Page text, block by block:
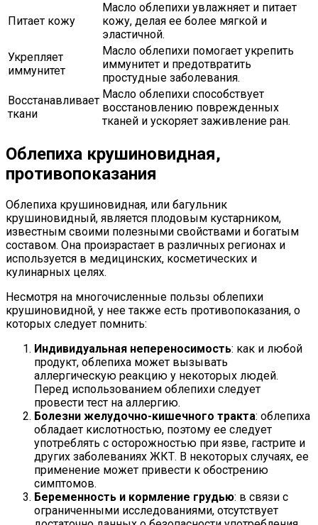
Питает кожу
Масло облепихи увлажняет и питает
кожу, делая ее более мягкой и
эластичной.
Укрепляет
иммунитет
Масло облепихи помогает укрепить
иммунитет и предотвратить
простудные заболевания.
Восстанавливает
ткани
Масло облепихи способствует
восстановлению поврежденных
тканей и ускоряет заживление ран.
Облепиха крушиновидная,
противопоказания
Облепиха крушиновидная, или багульник
крушиновидный, является плодовым кустарником,
известным своими полезными свойствами и богатым
составом. Она произрастает в различных регионах и
используется в медицинских, косметических и
кулинарных целях.
Несмотря на многочисленные пользы облепихи
крушиновидной, у нее также есть противопоказания, о
которых следует помнить:
Индивидуальная непереносимость: как и любой
продукт, облепиха может вызывать
аллергическую реакцию у некоторых людей.
Перед использованием облепихи следует
провести тест на аллергию.
Болезни желудочно-кишечного тракта: облепиха
обладает кислотностью, поэтому ее следует
употреблять с осторожностью при язве, гастрите и
других заболеваниях ЖКТ. В некоторых случаях, ее
применение может привести к обострению
симптомов.
Беременность и кормление грудью: в связи с
ограниченными исследованиями, отсутствует